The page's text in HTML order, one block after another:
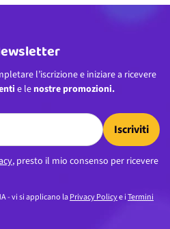
l’iscrizione e iniziare a ricevere
e le nostre promozioni.
Iscriviti
, presto il mio consenso per ricevere
- vi si applicano laPrivacy Policye iTermini